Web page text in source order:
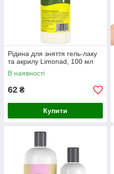
Рідина для зняття гель-лаку
та акрилу Limonad, 100 мл
В наявності
62 ₴
Купити